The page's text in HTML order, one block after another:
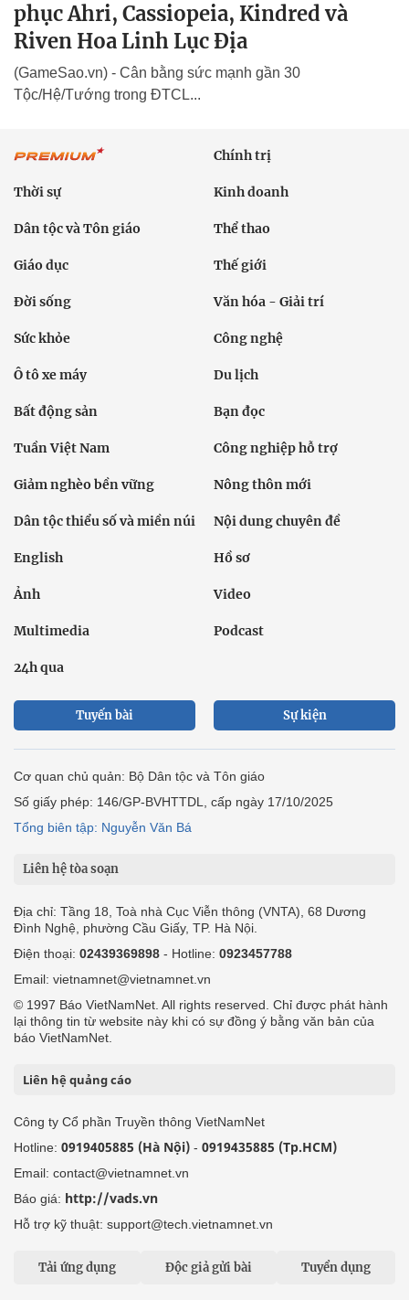
phục Ahri, Cassiopeia, Kindred và
Riven Hoa Linh Lục Địa
(GameSao.vn) - Cân bằng sức mạnh gần 30
Tộc/Hệ/Tướng trong ĐTCL...
Chính trị
Thời sự Kinh doanh
Dân tộc và Tôn giáo Thể thao
Giáo dục Thế giới
Đời sống Văn hóa - Giải trí
Sức khỏe Công nghệ
Ô tô xe máy Du lịch
Bất động sản Bạn đọc
Tuần Việt Nam Công nghiệp hỗ trợ
Giảm nghèo bền vững Nông thôn mới
Dân tộc thiểu số và miền núi Nội dung chuyên đề
English Hồ sơ
Ảnh Video
Multimedia Podcast
24h qua
Tuyến bài Sự kiện
Cơ quan chủ quản: Bộ Dân tộc và Tôn giáo
Số giấy phép: 146/GP-BVHTTDL, cấp ngày 17/10/2025
Tổng biên tập: Nguyễn Văn Bá
Liên hệ tòa soạn
Địa chỉ: Tầng 18, Toà nhà Cục Viễn thông (VNTA), 68 Dương
Đình Nghệ, phường Cầu Giấy, TP. Hà Nội.
Điện thoại: 02439369898 - Hotline: 0923457788
Email: vietnamnet@vietnamnet.vn
© 1997 Báo VietNamNet. All rights reserved. Chỉ được phát hành
lại thông tin từ website này khi có sự đồng ý bằng văn bản của
báo VietNamNet.
Liên hệ quảng cáo
Công ty Cổ phần Truyền thông VietNamNet
Hotline: 0919405885 (Hà Nội) - 0919435885 (Tp.HCM)
Email: contact@vietnamnet.vn
Báo giá: http://vads.vn
Hỗ trợ kỹ thuật: support@tech.vietnamnet.vn
Tải ứng dụng Độc giả gửi bài Tuyển dụng